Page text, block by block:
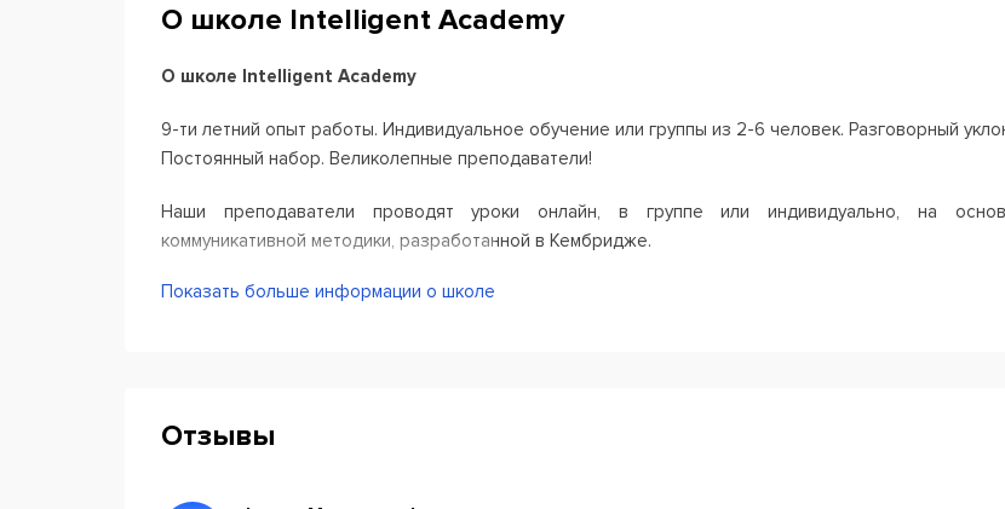
О школе Intelligent Academy
О школе Intelligent Academy
9-ти летний опыт работы. Индивидуальное обучение или группы из 2-6 человек. Разговорный
Постоянный набор. Великолепные преподаватели!
Наши преподаватели проводят уроки онлайн, в группе или индивидуально, на
коммуникативной методики, разработанной в Кембридже.
При этом, каждый учащийся может 24/7, с любого устройства, на нашей учебной онлайн платформе,
Как стартовать? Всё просто :)
Показать больше информации о школе
Отзывы